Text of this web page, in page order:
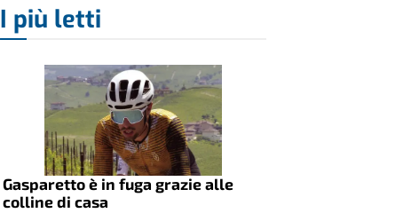
I più letti
Gasparetto è in fuga grazie alle
colline di casa